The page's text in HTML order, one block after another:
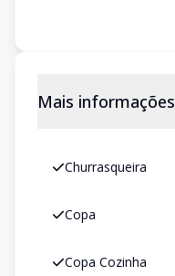
Mais informações
Churrasqueira
Copa
Copa Cozinha